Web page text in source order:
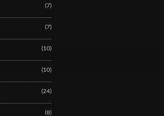
(7)
(7)
(10)
(10)
(24)
(8)